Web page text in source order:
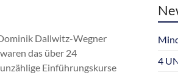
Dallwitz-Wegner
das über 24
Einführungskurse
4